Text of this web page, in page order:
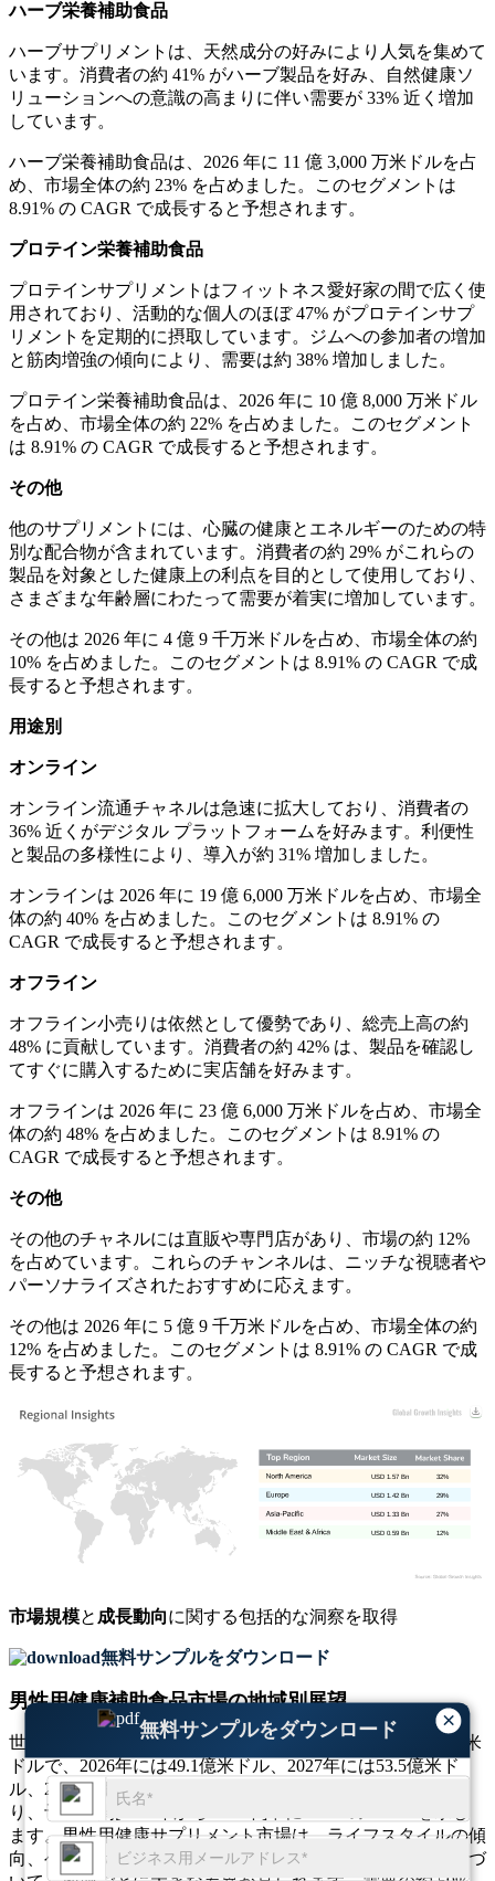
×
無料サンプルをダウンロード
ハーブ栄養補助食品
ハーブサプリメントは、天然成分の好みにより人気を集めて
います。消費者の約 41% がハーブ製品を好み、自然健康ソ
リューションへの意識の高まりに伴い需要が 33% 近く増加
しています。
ハーブ栄養補助食品は、2026 年に 11 億 3,000 万米ドルを占
め、市場全体の約 23% を占めました。このセグメントは
8.91% の CAGR で成長すると予想されます。
プロテイン栄養補助食品
プロテインサプリメントはフィットネス愛好家の間で広く使
用されており、活動的な個人のほぼ 47% がプロテインサプ
リメントを定期的に摂取しています。ジムへの参加者の増加
と筋肉増強の傾向により、需要は約 38% 増加しました。
プロテイン栄養補助食品は、2026 年に 10 億 8,000 万米ドル
を占め、市場全体の約 22% を占めました。このセグメント
は 8.91% の CAGR で成長すると予想されます。
その他
他のサプリメントには、心臓の健康とエネルギーのための特
別な配合物が含まれています。消費者の約 29% がこれらの
製品を対象とした健康上の利点を目的として使用しており、
さまざまな年齢層にわたって需要が着実に増加しています。
その他は 2026 年に 4 億 9 千万米ドルを占め、市場全体の約
10% を占めました。このセグメントは 8.91% の CAGR で成
長すると予想されます。
用途別
オンライン
オンライン流通チャネルは急速に拡大しており、消費者の
36% 近くがデジタル プラットフォームを好みます。利便性
と製品の多様性により、導入が約 31% 増加しました。
オンラインは 2026 年に 19 億 6,000 万米ドルを占め、市場全
体の約 40% を占めました。このセグメントは 8.91% の
CAGR で成長すると予想されます。
オフライン
オフライン小売りは依然として優勢であり、総売上高の約
48% に貢献しています。消費者の約 42% は、製品を確認し
てすぐに購入するために実店舗を好みます。
オフラインは 2026 年に 23 億 6,000 万米ドルを占め、市場全
体の約 48% を占めました。このセグメントは 8.91% の
CAGR で成長すると予想されます。
その他
その他のチャネルには直販や専門店があり、市場の約 12%
を占めています。これらのチャンネルは、ニッチな視聴者や
パーソナライズされたおすすめに応えます。
その他は 2026 年に 5 億 9 千万米ドルを占め、市場全体の約
12% を占めました。このセグメントは 8.91% の CAGR で成
長すると予想されます。
12%
USD 0.59 Bn
27%
USD 1.33 Bn
29%
USD 1.42 Bn
32%
USD 1.57 Bn
市場規模と 成長動向に関する包括的な洞察を取得
無料サンプルをダウンロード
男性用健康補助食品市場の地域別展望
世界の男性用健康サプリメント市場規模は2025年に45.1億米
ドルで、2026年には49.1億米ドル、2027年には53.5億米ド
ル、2035年までに106.0億米ドルに達すると予測されてお
り、予測期間[2026年から2035年]中に8.91%のCAGRを示し
ます。男性用健康サプリメント市場は、ライフスタイルの傾
向、ヘルスケアの意識、サプリメントの入手しやすさに基づ